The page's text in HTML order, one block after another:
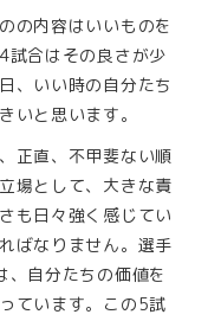
の内容はいいものを
試合はその良さが少
、いい時の自分たち
いと思います。
正直、不甲斐ない順
場として、大きな責
も日々強く感じてい
ばなりません。選手
、自分たちの価値を
ています。この5試